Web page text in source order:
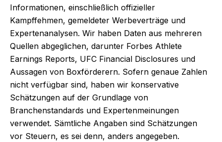
Informationen, einschließlich offizieller
Kampffehmen, gemeldeter Werbeverträge und
Expertenanalysen. Wir haben Daten aus mehreren
Quellen abgeglichen, darunter Forbes Athlete
Earnings Reports, UFC Financial Disclosures und
Aussagen von Boxförderern. Sofern genaue Zahlen
nicht verfügbar sind, haben wir konservative
Schätzungen auf der Grundlage von
Branchenstandards und Expertenmeinungen
verwendet. Sämtliche Angaben sind Schätzungen
vor Steuern, es sei denn, anders angegeben.